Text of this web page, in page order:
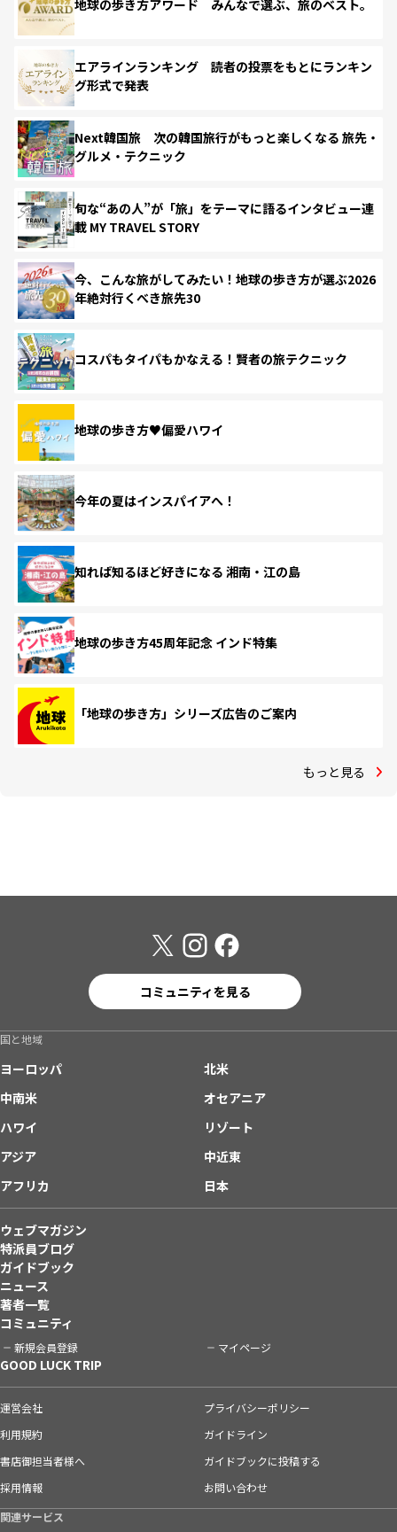
地球の歩き方アワード みんなで選ぶ、旅のベスト。
エアラインランキング 読者の投票をもとにランキン
グ形式で発表
Next韓国旅 次の韓国旅行がもっと楽しくなる 旅先・
グルメ・テクニック
旬な“あの人”が「旅」をテーマに語るインタビュー連
載 MY TRAVEL STORY
今、こんな旅がしてみたい！地球の歩き方が選ぶ2026
年絶対行くべき旅先30
コスパもタイパもかなえる！賢者の旅テクニック
地球の歩き方♥偏愛ハワイ
今年の夏はインスパイアへ！
知れば知るほど好きになる 湘南・江の島
地球の歩き方45周年記念 インド特集
「地球の歩き方」シリーズ広告のご案内
もっと見る
コミュニティを見る
国と地域
ヨーロッパ
北米
中南米
オセアニア
ハワイ
リゾート
アジア
中近東
アフリカ
日本
ウェブマガジン
特派員ブログ
ガイドブック
ニュース
著者一覧
コミュニティ
新規会員登録 マイページ
GOOD LUCK TRIP
運営会社
プライバシーポリシー
利用規約
ガイドライン
書店御担当者様へ
ガイドブックに投稿する
採用情報
お問い合わせ
関連サービス